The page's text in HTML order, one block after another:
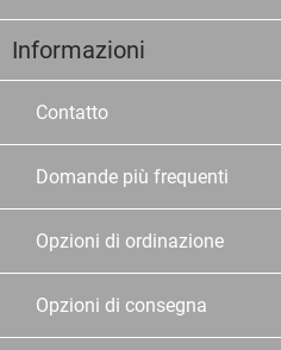
Informazioni
Contatto
Domande più frequenti
Opzioni di ordinazione
Opzioni di consegna